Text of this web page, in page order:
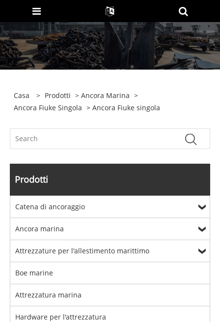
Casa > Prodotti >Ancora Marina >
Ancora Fiuke Singola > Ancora Fiuke singola
Prodotti
Catena di ancoraggio
Ancora marina
Attrezzature per l'allestimento marittimo
Boe marine
Attrezzatura marina
Hardware per l'attrezzatura